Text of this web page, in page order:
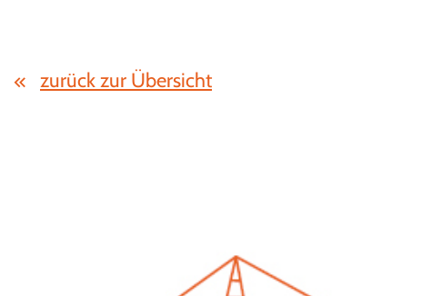
zurück zur Übersicht